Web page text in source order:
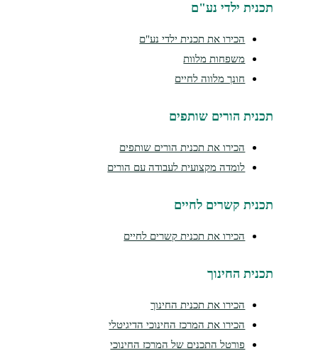
ילדי נע"ם
הכירו את תכנית ילדי נע"ם
משפחות מלוות
חונך מלווה לחיים
הורים שותפים
הכירו את תכנית הורים שותפים
לומדה מקצועית לעבודה עם הורים
קשרים לחיים
הכירו את תכנית קשרים לחיים
החינוך
הכירו את תכנית החינוך
הכירו את המרכז החינוכי הדיגיטלי
פורטל התכנים של המרכז החינוכי